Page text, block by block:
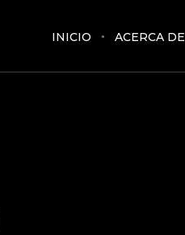
INICIO ACERCA DE